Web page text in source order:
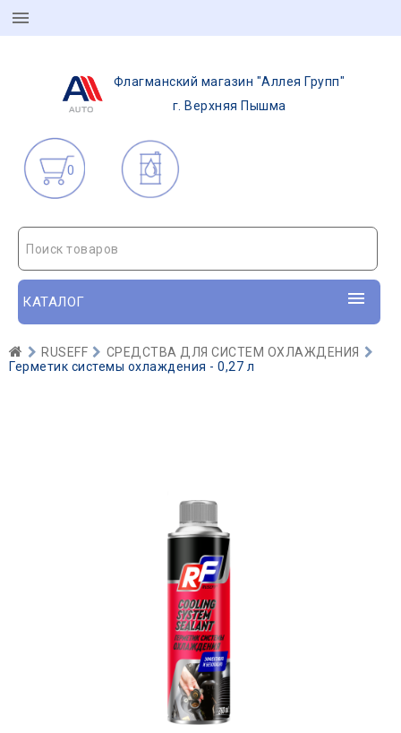
Флагманский магазин "Аллея Групп"
г. Верхняя Пышма
0
Поиск товаров
КАТАЛОГ
RUSEFF
СРЕДСТВА ДЛЯ СИСТЕМ ОХЛАЖДЕНИЯ
Герметик системы охлаждения - 0,27 л